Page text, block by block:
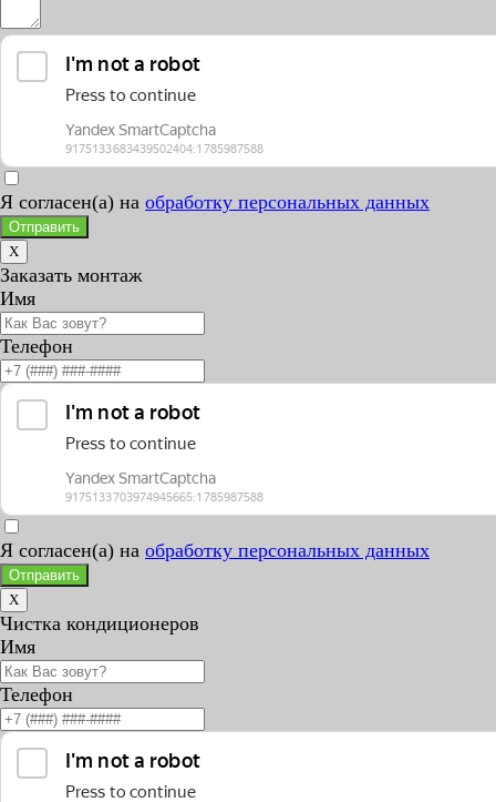
Я согласен(а) на обработку персональных данных
Отправить
X
Заказать монтаж
Имя
Телефон
Я согласен(а) на обработку персональных данных
Отправить
X
Чистка кондиционеров
Имя
Телефон